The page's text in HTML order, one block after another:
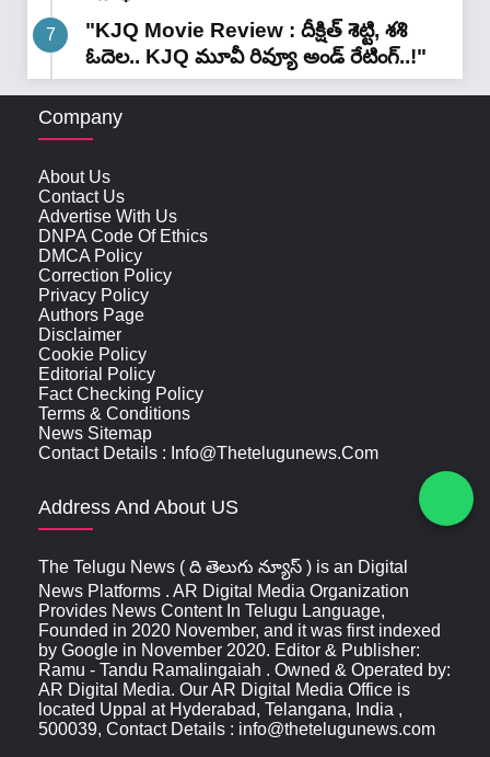
"KJQ Movie Review : దీక్షిత్ శెట్టి, శశి
ఓదెల.. KJQ మూవీ రివ్యూ అండ్ రేటింగ్‌..!"
Company
About Us
Contact Us
Advertise With Us
DNPA Code Of Ethics
DMCA Policy
Correction Policy
Privacy Policy
Authors Page
Disclaimer
Cookie Policy
Editorial Policy
Fact Checking Policy
Terms & Conditions
News Sitemap
Contact Details : Info@thetelugunews.com
Address And About US
The Telugu News ( ది తెలుగు న్యూస్‌ ) is an Digital
News Platforms . AR Digital Media Organization
Provides News Content In Telugu Language,
Founded in 2020 November, and it was first indexed
by Google in November 2020. Editor & Publisher:
Ramu - Tandu Ramalingaiah . Owned & Operated by:
AR Digital Media. Our AR Digital Media Office is
located Uppal at Hyderabad, Telangana, India ,
500039, Contact Details : info@thetelugunews.com